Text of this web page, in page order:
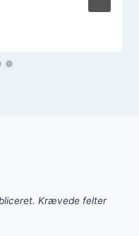
Krævede felter